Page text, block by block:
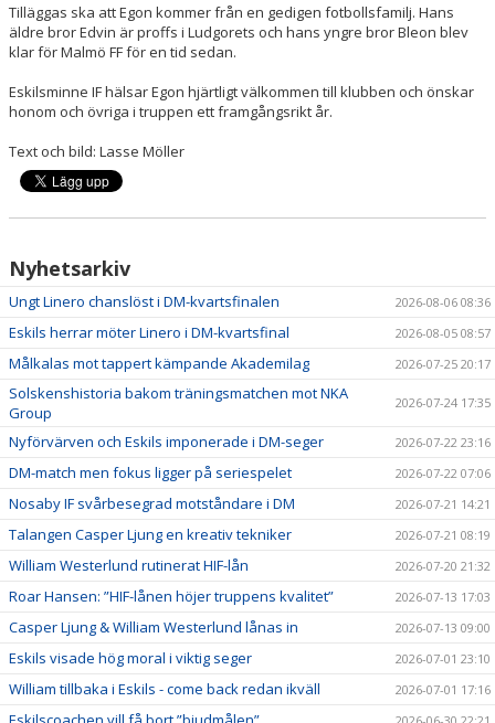
Tilläggas ska att Egon kommer från en gedigen fotbollsfamilj. Hans
äldre bror Edvin är proffs i Ludgorets och hans yngre bror Bleon blev
klar för Malmö FF för en tid sedan.
Eskilsminne IF hälsar Egon hjärtligt välkommen till klubben och önskar
honom och övriga i truppen ett framgångsrikt år.
Text och bild: Lasse Möller
Nyhetsarkiv
Ungt Linero chanslöst i DM-kvartsfinalen 2026-08-06 08:36
Eskils herrar möter Linero i DM-kvartsfinal 2026-08-05 08:57
Målkalas mot tappert kämpande Akademilag 2026-07-25 20:17
Solskenshistoria bakom träningsmatchen mot NKA
Group
2026-07-24 17:35
Nyförvärven och Eskils imponerade i DM-seger 2026-07-22 23:16
DM-match men fokus ligger på seriespelet 2026-07-22 07:06
Nosaby IF svårbesegrad motståndare i DM 2026-07-21 14:21
Talangen Casper Ljung en kreativ tekniker 2026-07-21 08:19
William Westerlund rutinerat HIF-lån 2026-07-20 21:32
Roar Hansen: ”HIF-lånen höjer truppens kvalitet” 2026-07-13 17:03
Casper Ljung & William Westerlund lånas in 2026-07-13 09:00
Eskils visade hög moral i viktig seger 2026-07-01 23:10
William tillbaka i Eskils - come back redan ikväll 2026-07-01 17:16